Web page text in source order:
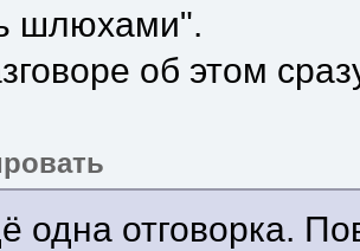
шлюхами".
об этом
одна отговорка.